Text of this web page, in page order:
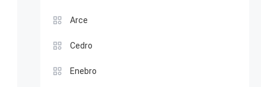
Arce
Cedro
Enebro